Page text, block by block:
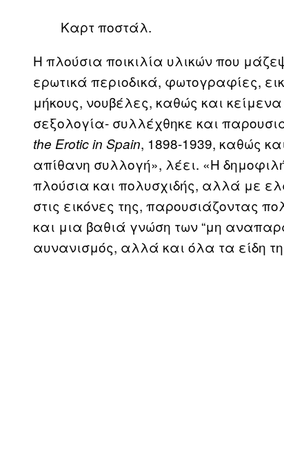
Καρτ ποστάλ.
Η πλούσια ποικιλία υλικών που
ερωτικά περιοδικά, φωτογραφίες,
μήκους, νουβέλες, καθώς και
σεξολογία- συλλέχθηκε και
the Erotic in Spain, 1898-1939, καθώς
απίθανη συλλογή», λέει. «Η
πλούσια και πολυσχιδής, αλλά με
στις εικόνες της, παρουσιάζοντας
και μια βαθιά γνώση των “μη
αυνανισμός, αλλά και όλα τα είδη